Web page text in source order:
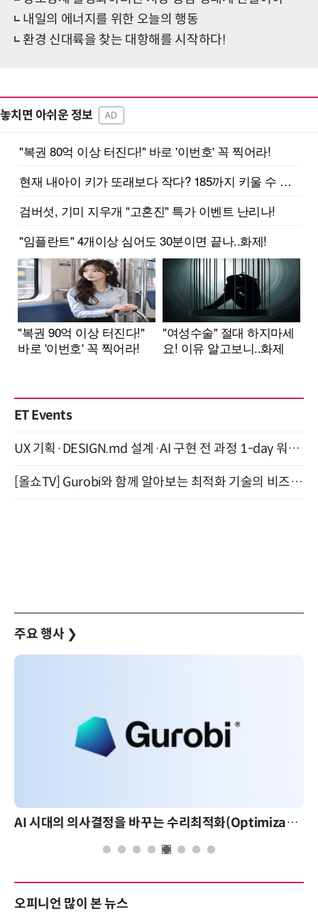
내일의 에너지를 위한 오늘의 행동
환경 신대륙을 찾는 대항해를 시작하다!
놓치면 아쉬운 정보 AD
ET Events
UX 기획·DESIGN.md 설계·AI 구현 전 과정 1-day 워크숍 with Claude Code·Codex 9월 15일 개최
[올쇼TV] Gurobi와 함께 알아보는 최적화 기술의 비즈니스 활용 (8월 20일 생방송)
주요 행사 ❯
AI 시대의 의사결정을 바꾸는 수리최적화(Optimization): 실제 산업 적용 사례와 활용 전략
오피니언 많이 본 뉴스